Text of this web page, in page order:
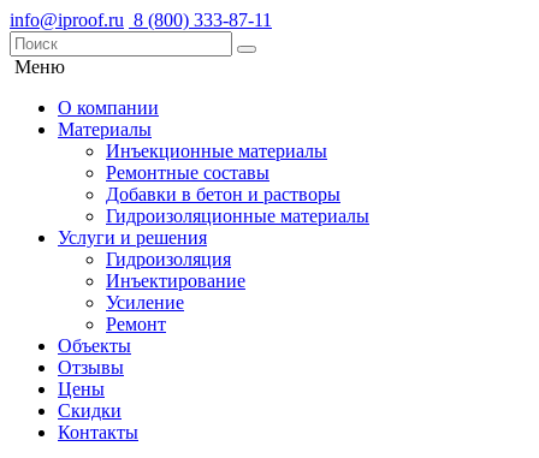
info@iproof.ru ‎8 (800) 333-87-11
Меню
О компании
Материалы
Инъекционные материалы
Ремонтные составы
Добавки в бетон и растворы
Гидроизоляционные материалы
Услуги и решения
Гидроизоляция
Инъектирование
Усиление
Ремонт
Объекты
Отзывы
Цены
Скидки
Контакты